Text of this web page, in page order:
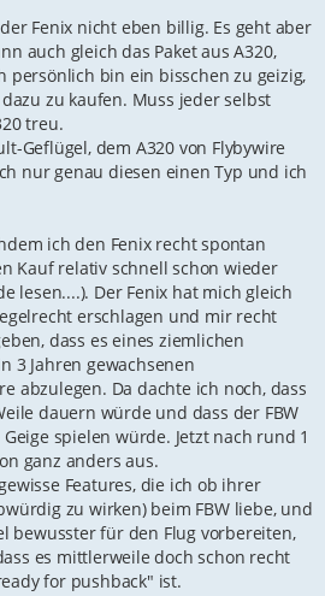
Fenix nicht eben billig. Es geht aber
auch gleich das Paket aus A320,
persönlich bin ein bisschen zu geizig,
zu kaufen. Muss jeder selbst
treu.
Geflügel, dem A320 von Flybywire
nur genau diesen einen Typ und ich
ich den Fenix recht spontan
Kauf relativ schnell schon wieder
lesen....). Der Fenix hat mich gleich
erschlagen und mir recht
dass es eines ziemlichen
3 Jahren gewachsenen
abzulegen. Da dachte ich noch, dass
dauern würde und dass der FBW
spielen würde. Jetzt nach rund 1
ganz anders aus.
Features, die ich ob ihrer
zu wirken) beim FBW liebe, und
bewusster für den Flug vorbereiten,
es mittlerweile doch schon recht
for pushback" ist.